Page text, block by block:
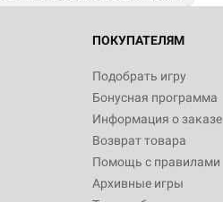
ПОКУПАТЕЛЯМ
Подобрать игру
Бонусная программа
Информация о заказе
Возврат товара
Помощь с правилами
Архивные игры